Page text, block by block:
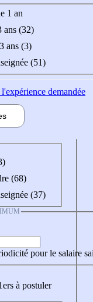
1 an
ans (32)
ans (3)
(51)
demandée
(68)
(37)
pour le salaire
à postuler